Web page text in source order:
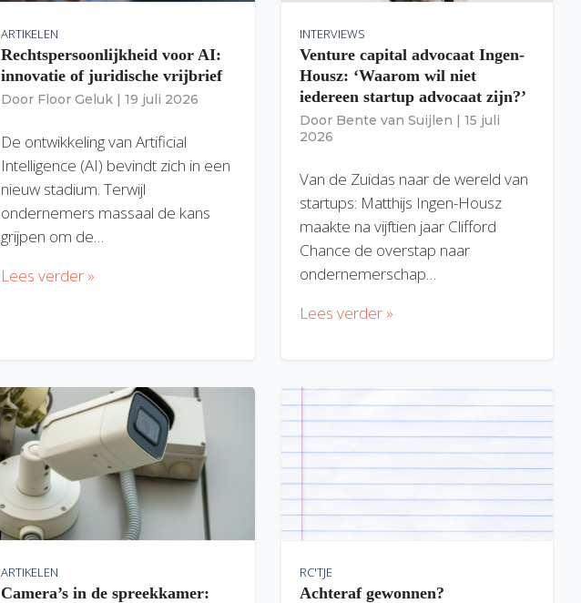
ARTIKELEN
Rechtspersoonlijkheid voor AI:
innovatie of juridische vrijbrief
Door Floor Geluk | 19 juli 2026
De ontwikkeling van Artificial
Intelligence (AI) bevindt zich in een
nieuw stadium. Terwijl
ondernemers massaal de kans
grijpen om de…
Lees verder »
INTERVIEWS
Venture capital advocaat Ingen-
Housz: ‘Waarom wil niet
iedereen startup advocaat zijn?’
Door Bente van Suijlen | 15 juli
2026
Van de Zuidas naar de wereld van
startups: Matthijs Ingen-Housz
maakte na vijftien jaar Clifford
Chance de overstap naar
ondernemerschap…
Lees verder »
ARTIKELEN
Camera’s in de spreekkamer:
RC'TJE
Achteraf gewonnen?